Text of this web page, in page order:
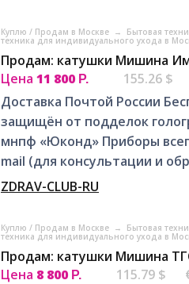
Куплю / Продам в Москве → Бытовая
техника для индивидуального ухода в
Продам: катушки Мишина
Цена 11 800 Р. 155.26 $
Доставка Почтой России
защищён от подделок
мнпф «Юконд» Приборы
mail (для консультации и
ZDRAV-CLUB-RU
Куплю / Продам в Москве → Бытовая
техника для индивидуального ухода в
Продам: катушки Мишина
Цена 8 800 Р. 115.79 $